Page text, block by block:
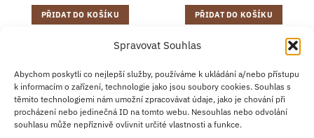
Spravovat Souhlas
Abychom poskytli co nejlepší služby, používáme k ukládání a/nebo přístupu
k informacím o zařízení, technologie jako jsou soubory cookies. Souhlas s
těmito technologiemi nám umožní zpracovávat údaje, jako je chování při
procházení nebo jedinečná ID na tomto webu. Nesouhlas nebo odvolání
souhlasu může nepříznivě ovlivnit určité vlastnosti a funkce.
PŘIDAT DO KOŠÍKU PŘIDAT DO KOŠÍKU
Credit
Card
2
Klarna
Apple
Pay
Google
Pay
PayPal
ZÁSADY DOPRAVY
ZÁSADY VRÁCENÍ ZBOŽÍ
OBCHODNÍ PODMÍNKY
KONTAKT O NÁS B2B
IMPRINT
OMEZENÍ ODPOVĚDNOSTI
ZÁSADY COOKIES